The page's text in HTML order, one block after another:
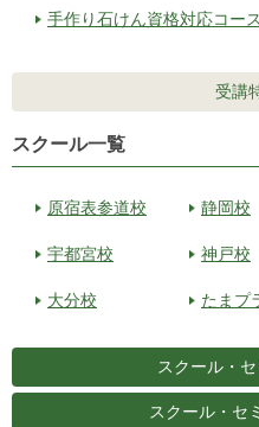
手作り石けん資格対応コース
受講
スクール一覧
原宿表参道校 静岡校
宇都宮校 神戸校
大分校 たまプ
スクール・
スクール・